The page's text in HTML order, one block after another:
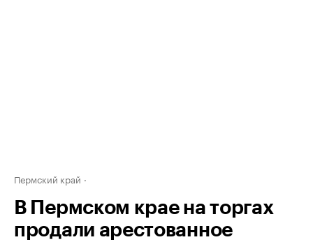
Пермский край
В Пермском крае на торгах
продали арестованное